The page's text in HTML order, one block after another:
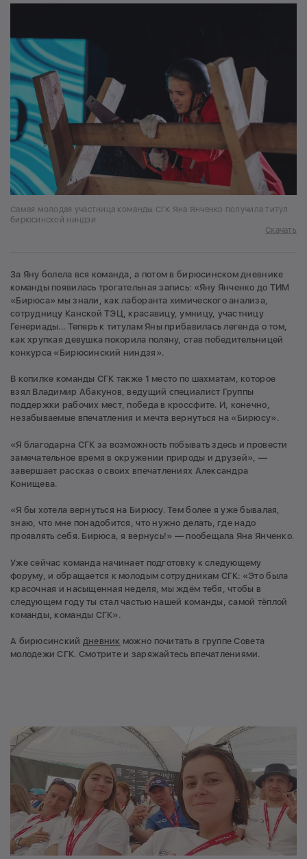
Самая молодая участница команды СГК Яна Янченко получила титул
бирюсинской ниндзи
Скачать
За Яну болела вся команда, а потом в бирюсинском дневнике
команды появилась трогательная запись: «Яну Янченко до ТИМ
«Бирюса» мы знали, как лаборанта химического анализа,
сотрудницу Канской ТЭЦ, красавицу, умницу, участницу
Генериады... Теперь к титулам Яны прибавилась легенда о том,
как хрупкая девушка покорила поляну, став победительницей
конкурса «Бирюсинский ниндзя».
В копилке команды СГК также 1 место по шахматам, которое
взял Владимир Абакунов, ведущий специалист Группы
поддержки рабочих мест, победа в кроссфите. И, конечно,
незабываемые впечатления и мечта вернуться на «Бирюсу».
«Я благодарна СГК за возможность побывать здесь и провести
замечательное время в окружении природы и друзей», —
завершает рассказ о своих впечатлениях Александра
Конищева.
«Я бы хотела вернуться на Бирюсу. Тем более я уже бывалая,
знаю, что мне понадобится, что нужно делать, где надо
проявлять себя. Бирюса, я вернусь!» — пообещала Яна Янченко.
Уже сейчас команда начинает подготовку к следующему
форуму, и обращается к молодым сотрудникам СГК: «Это была
красочная и насыщенная неделя, мы ждём тебя, чтобы в
следующем году ты стал частью нашей команды, самой тёплой
команды, команды СГК».
А бирюсинский дневник можно почитать в группе Совета
молодежи СГК. Смотрите и заряжайтесь впечатлениями.